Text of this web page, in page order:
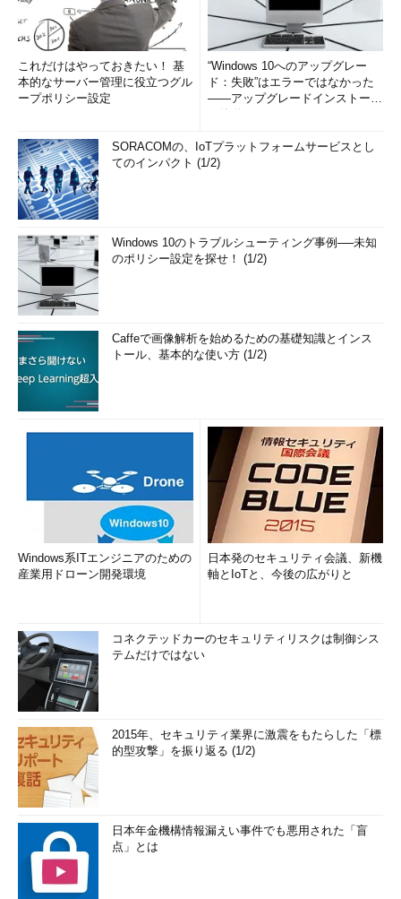
これだけはやっておきたい！ 基
本的なサーバー管理に役立つグル
ープポリシー設定
“Windows 10へのアップグレー
ド：失敗”はエラーではなかった
――アップグレードインストール
SORACOMの、IoTプラットフォームサービスとし
てのインパクト (1/2)
Windows 10のトラブルシューティング事例──未知
のポリシー設定を探せ！ (1/2)
Caffeで画像解析を始めるための基礎知識とインス
トール、基本的な使い方 (1/2)
Windows系ITエンジニアのための
産業用ドローン開発環境
日本発のセキュリティ会議、新機
軸とIoTと、今後の広がりと
コネクテッドカーのセキュリティリスクは制御シス
テムだけではない
2015年、セキュリティ業界に激震をもたらした「標
的型攻撃」を振り返る (1/2)
日本年金機構情報漏えい事件でも悪用された「盲
点」とは